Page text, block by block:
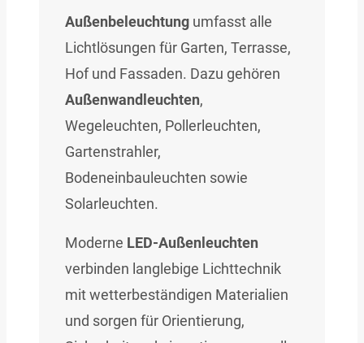
Außenbeleuchtung umfasst alle
Lichtlösungen für Garten, Terrasse,
Hof und Fassaden. Dazu gehören
Außenwandleuchten,
Wegeleuchten, Pollerleuchten,
Gartenstrahler,
Bodeneinbauleuchten sowie
Solarleuchten.
Moderne LED-Außenleuchten
verbinden langlebige Lichttechnik
mit wetterbeständigen Materialien
und sorgen für Orientierung,